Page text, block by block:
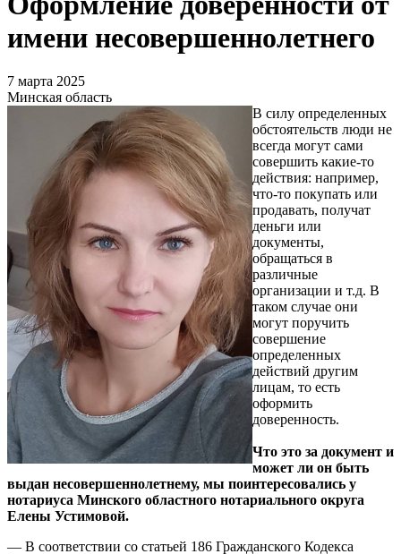
имени несовершеннолетнего
7 марта 2025
Минская область
В силу определенных
обстоятельств люди не
всегда могут сами
совершить какие-то
действия: например,
что-то покупать или
продавать, получат
деньги или
документы,
обращаться в
различные
организации и т.д. В
таком случае они
могут поручить
совершение
определенных
действий другим
лицам, то есть
оформить
доверенность.
Что это за документ и
может ли он быть
выдан несовершеннолетнему, мы поинтересовались у
нотариуса Минского областного нотариального округа
Елены Устимовой.
— В соответствии со статьей 186 Гражданского Кодекса